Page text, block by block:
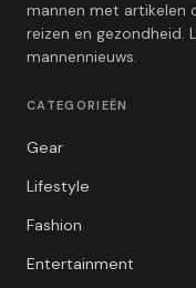
mannen met artikelen
reizen en gezondheid.
mannennieuws.
CATEGORIEËN
Gear
Lifestyle
Fashion
Entertainment